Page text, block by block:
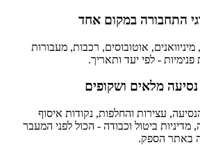
התחבורה במקום אחד
מיניוואנים, אוטובוסים, רכבות, מעבורות
פנימיות - לפי יעד ותאריך.
מלאים ושקופים
עצירות והחלפות, נקודות איסוף
מדיניות ביטול וכבודה - הכול לפני המעבר
באתר הספק.